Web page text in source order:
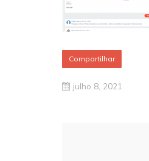
Compartilhar
julho 8, 2021